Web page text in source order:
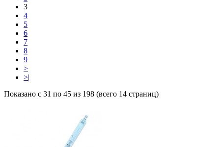
3
4
5
6
7
8
9
>
>|
Показано с 31 по 45 из 198 (всего 14 страниц)